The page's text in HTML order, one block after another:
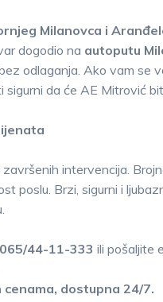
Milanovca i
dogodio na autoputu
odlaganja. Ako vam se
sigurni da će AE Mitrović
intervencija.
poslu. Brzi, sigurni i
065/44-11-333 ili pošaljite
cenama, dostupna 24/7.